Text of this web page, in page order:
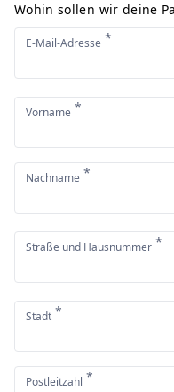
Wohin sollen wir deine
E-Mail-Adresse *
Vorname *
Nachname *
Straße und Hausnummer *
Stadt *
Postleitzahl *